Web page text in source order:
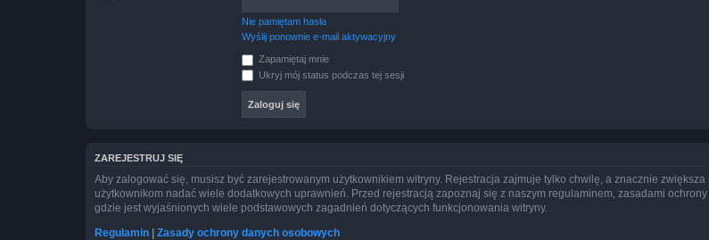
Nie pamiętam hasła
Wyślij ponownie e-mail aktywacyjny
Zapamiętaj mnie
Ukryj mój status podczas tej sesji
ZAREJESTRUJ SIĘ
Aby zalogować się, musisz być zarejestrowanym użytkownikiem witryny. Rejestracja zajmuje tylko chwilę, a znacznie
użytkownikom nadać wiele dodatkowych uprawnień. Przed rejestracją zapoznaj się z naszym regulaminem, zasadami
gdzie jest wyjaśnionych wiele podstawowych zagadnień dotyczących funkcjonowania witryny.
Regulamin | Zasady ochrony danych osobowych